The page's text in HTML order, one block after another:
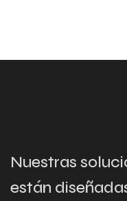
Nuestras
están